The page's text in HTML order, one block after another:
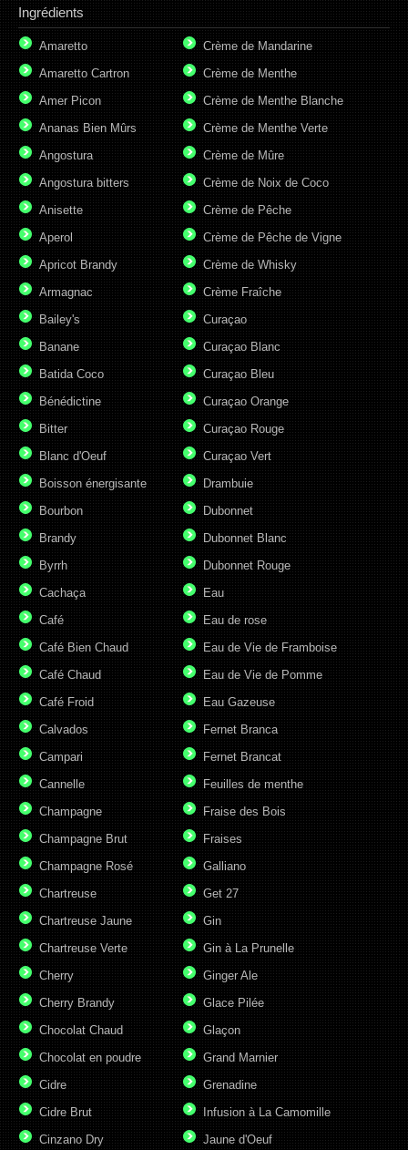
Ingrédients
Amaretto
Amaretto Cartron
Amer Picon
Ananas Bien Mûrs
Angostura
Angostura bitters
Anisette
Aperol
Apricot Brandy
Armagnac
Bailey's
Banane
Batida Coco
Bénédictine
Bitter
Blanc d'Oeuf
Boisson énergisante
Bourbon
Brandy
Byrrh
Cachaça
Café
Café Bien Chaud
Café Chaud
Café Froid
Calvados
Campari
Cannelle
Champagne
Champagne Brut
Champagne Rosé
Chartreuse
Chartreuse Jaune
Chartreuse Verte
Cherry
Cherry Brandy
Chocolat Chaud
Chocolat en poudre
Cidre
Cidre Brut
Cinzano Dry
Crème de Mandarine
Crème de Menthe
Crème de Menthe Blanche
Crème de Menthe Verte
Crème de Mûre
Crème de Noix de Coco
Crème de Pêche
Crème de Pêche de Vigne
Crème de Whisky
Crème Fraîche
Curaçao
Curaçao Blanc
Curaçao Bleu
Curaçao Orange
Curaçao Rouge
Curaçao Vert
Drambuie
Dubonnet
Dubonnet Blanc
Dubonnet Rouge
Eau
Eau de rose
Eau de Vie de Framboise
Eau de Vie de Pomme
Eau Gazeuse
Fernet Branca
Fernet Brancat
Feuilles de menthe
Fraise des Bois
Fraises
Galliano
Get 27
Gin
Gin à La Prunelle
Ginger Ale
Glace Pilée
Glaçon
Grand Marnier
Grenadine
Infusion à La Camomille
Jaune d'Oeuf